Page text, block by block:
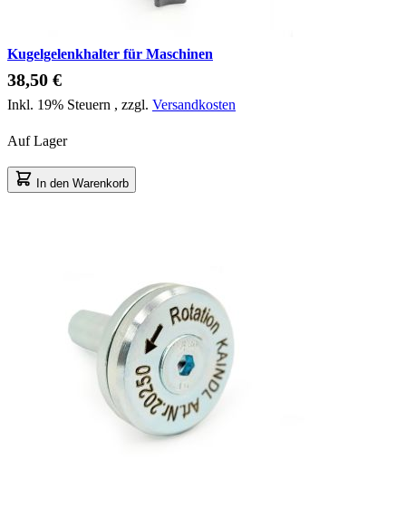
Kugelgelenkhalter für Maschinen
38,50 €
Inkl. 19% Steuern , zzgl. Versandkosten
Auf Lager
In den Warenkorb